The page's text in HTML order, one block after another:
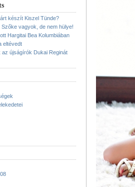
készít Kiszel Tünde?
Szőke vagyok, de nem hülye!
Hargitai Bea Kolumbiában
eltévedt
az újságírók Dukai Reginát